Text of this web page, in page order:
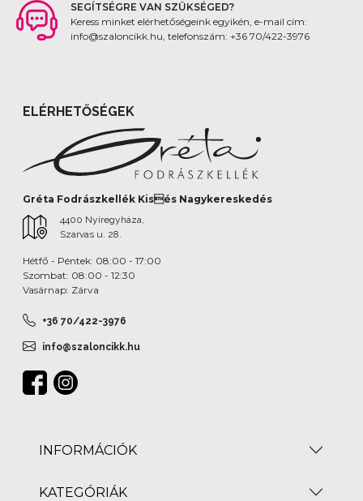
SEGÍTSÉGRE VAN SZÜKSÉGED?
Keress minket elérhetőségeink egyikén, e-mail cím:
info@szaloncikk.hu, telefonszám: +36 70/422-3976
ELÉRHETŐSÉGEK
Gréta Fodrászkellék Kisés Nagykereskedés
4400 Nyíregyháza,
Szarvas u. 28.
Hétfő - Péntek: 08:00 - 17:00
Szombat: 08:00 - 12:30
Vasárnap: Zárva
+36 70/422-3976
info@szaloncikk.hu
INFORMÁCIÓK
KATEGÓRIÁK